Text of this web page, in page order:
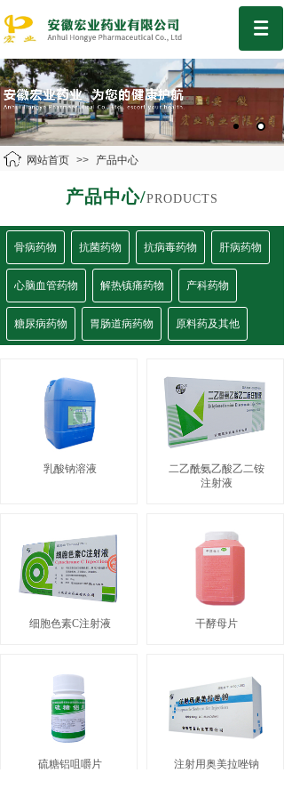
网站首页 >> 产品中心
产品中心/PRODUCTS
骨病药物 抗菌药物 抗病毒药物 肝病药物
心脑血管药物 解热镇痛药物 产科药物
糖尿病药物 胃肠道病药物 原料药及其他
乳酸钠溶液
二乙酰氨乙酸乙二铵
注射液
细胞色素C注射液 干酵母片
硫糖铝咀嚼片 注射用奥美拉唑钠